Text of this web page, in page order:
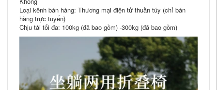
Loại kênh bán hàng: Thương mại điện tử thuần túy (chỉ bán
hàng trực tuyến)
Chịu tải tối đa: 100kg (đã bao gồm) -300kg (đã bao gồm)